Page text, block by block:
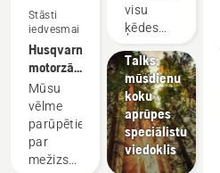
Stāsti
iedvesmai
Husqvarna
motorzāģi —
klientu
iecienīti
kopš
1959. gada
Mūsu
vēlme
parūpēties
par
mežizstrādes
visu
ķēdes
jaudu, ir
ļoti
būtiski
izvēlēties
arī
piemērotu
zāģa
iedvesmai
Husqvarna
Talks:
mūsdienu
koku
aprūpes
speciālistu
viedoklis